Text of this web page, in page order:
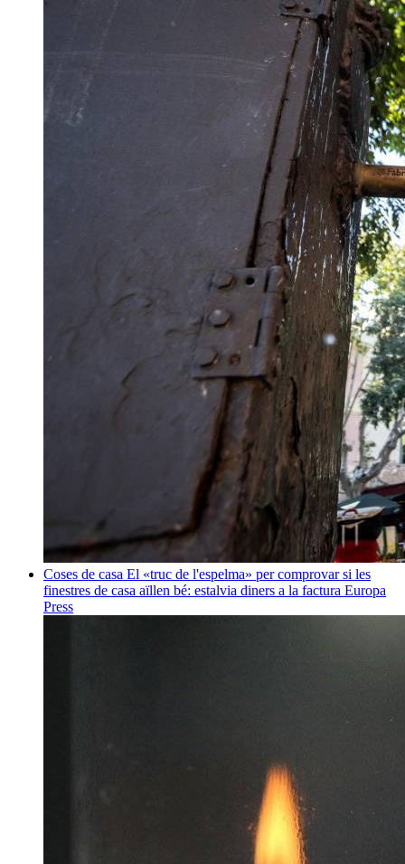
Coses de casa El «truc de l'espelma» per comprovar si les
finestres de casa aïllen bé: estalvia diners a la factura Europa
Press